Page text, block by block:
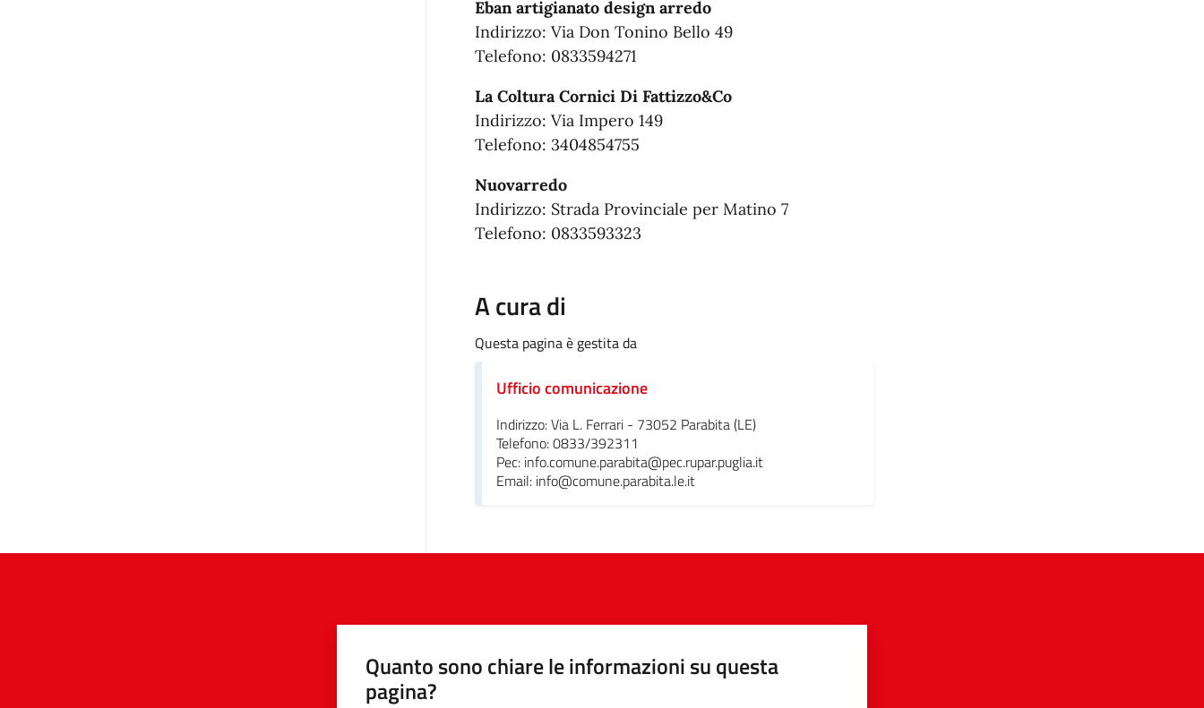
Eban artigianato design arredo
Indirizzo: Via Don Tonino Bello 49
Telefono: 0833594271
La Coltura Cornici Di Fattizzo&Co
Indirizzo: Via Impero 149
Telefono: 3404854755
Nuovarredo
Indirizzo: Strada Provinciale per Matino 7
Telefono: 0833593323
A cura di
Questa pagina è gestita da
Ufficio comunicazione
Indirizzo: Via L. Ferrari - 73052 Parabita (LE)
Telefono: 0833/392311
Pec: info.comune.parabita@pec.rupar.puglia.it
Email: info@comune.parabita.le.it
Quanto sono chiare le informazioni su questa
pagina?